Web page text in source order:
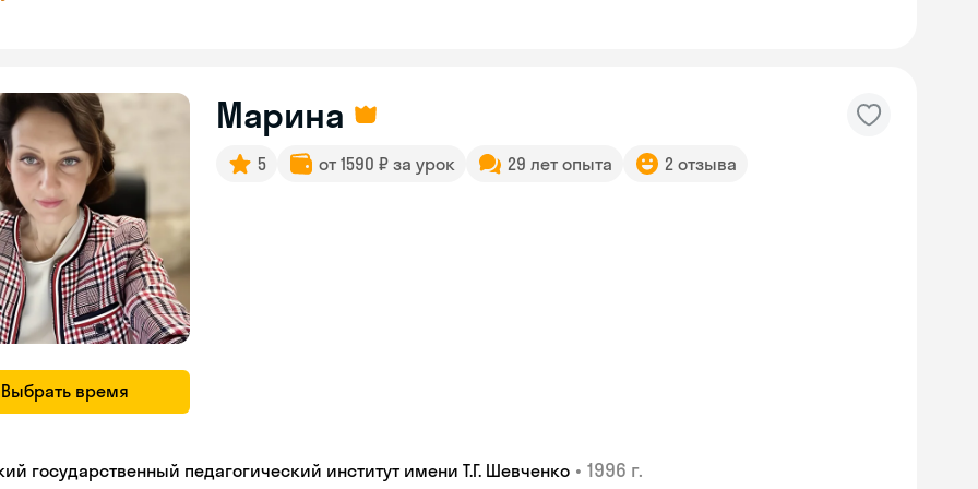
Выбрать время
Марина
5 от 1590 ₽ за урок 29 лет опыта 2 отзыва
государственный педагогический институт имени Т.Г. Шевченко • 1996 г.
online